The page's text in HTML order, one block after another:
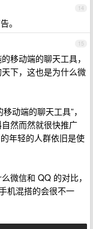
14
。
15
移动端的聊天工具，
下，这也是为什么微
动端的聊天工具”，
然而然就很快推广
年轻的人群依旧是使
微信和 QQ 的对比，
机混搭的会很不一